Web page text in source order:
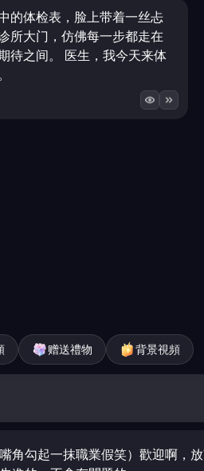
的体检表，脸上带着一丝忐
所大门，仿佛每一步都走在
待之间。 医生，我今天来体
赠送禮物 背景視頻
嘴角勾起一抹職業假笑）歡迎啊，